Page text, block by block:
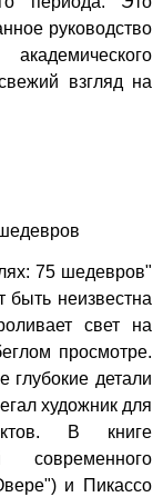
руководство
взгляд на
75 шедевров"
неизвестна
свет на
просмотре.
глубокие детали
художник для
В книге
современного
и Пикассо